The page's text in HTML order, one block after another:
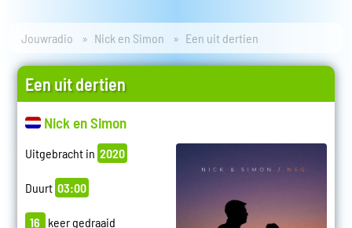
Jouwradio Nick en Simon Een uit dertien
Een uit dertien
Nick en Simon
Uitgebracht in 2020
Duurt 03:00
16 keer gedraaid